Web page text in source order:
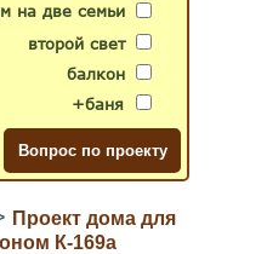
второй свет
на две семьи
балкон
+баня
Проект дома для
К-169a